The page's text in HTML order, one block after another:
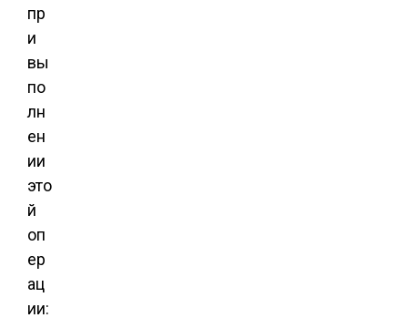
пр
и
вы
по
лн
ен
ии
это
й
оп
ер
ац
ии: